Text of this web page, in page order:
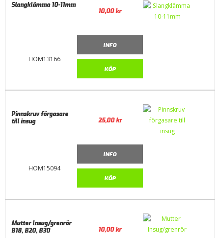
HOM13166
Slangklämma 10-11mm
10,00kr
INFO
KÖP
HOM15094
Pinnskruv förgasare
till insug
25,00kr
INFO
KÖP
Mutter Insug/grenrör
B18, B20, B30
10,00kr